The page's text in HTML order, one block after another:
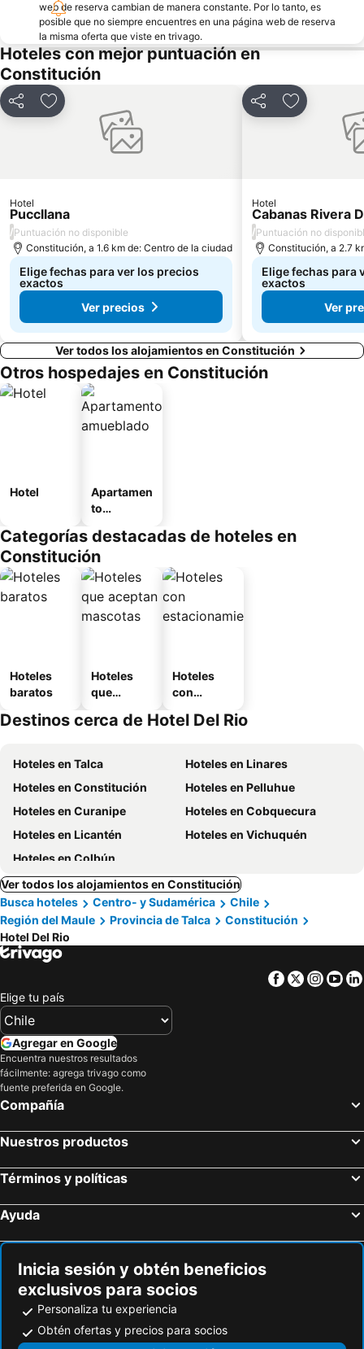
web de reserva cambian de manera constante. Por lo tanto, es
posible que no siempre encuentres en una página web de reserva
la misma oferta que viste en trivago.
Hoteles con mejor puntuación en
Constitución
CompartirAgregar a favoritos
Hotel
Puccllana
/Puntuación no disponible
Constitución, a 1.6 km de: Centro de la ciudad
Elige fechas para ver los precios
exactos
Ver precios
CompartirAgregar a
Hotel
Cabanas Rivera
/Puntuación no
Constitución, a 2.7
Elige fechas para
exactos
Ver
Ver todos los alojamientos en Constitución
Otros hospedajes en Constitución
Hotel
Apartamen
to
o
Categorías destacadas de hoteles en
Constitución
Hoteles
baratos
Hoteles
que
mascotas
Hoteles
con
miento
Destinos cerca de Hotel Del Rio
Hoteles en Talca
Hoteles en Linares
Hoteles en Constitución
Hoteles en Pelluhue
Hoteles en Curanipe
Hoteles en Cobquecura
Hoteles en Licantén
Hoteles en Vichuquén
Hoteles en Colbún
Ver todos los alojamientos en Constitución
Busca hoteles
Centro- y Sudamérica
Chile
Región del Maule
Provincia de Talca
Constitución
Hotel Del Rio
Facebook
Twitter
Elige tu país
Agregar en Google
Encuentra nuestros resultados
fácilmente: agrega trivago como
fuente preferida en Google.
Compañía
Nuestros productos
Términos y políticas
Ayuda
Inicia sesión y obtén beneficios
exclusivos para socios
Personaliza tu experiencia
Obtén ofertas y precios para socios